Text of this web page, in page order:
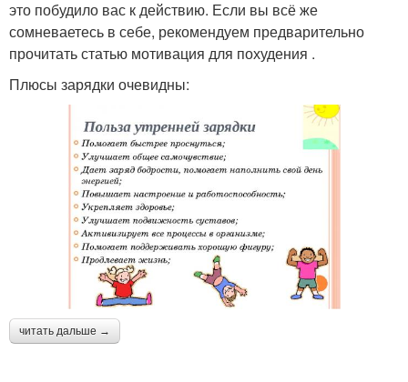
это побудило вас к действию. Если вы всё же
сомневаетесь в себе, рекомендуем предварительно
прочитать статью мотивация для похудения .
Плюсы зарядки очевидны:
читать дальше →